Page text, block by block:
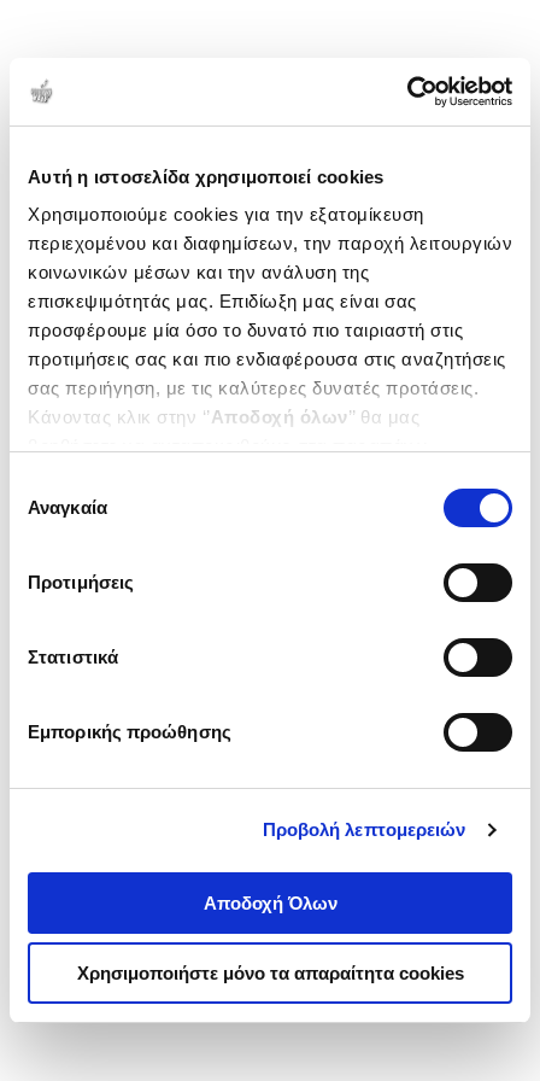
Αυτή η ιστοσελίδα χρησιμοποιεί cookies
Χρησιμοποιούμε cookies για την εξατομίκευση
περιεχομένου και διαφημίσεων, την παροχή λειτουργιών
κοινωνικών μέσων και την ανάλυση της
επισκεψιμότητάς μας. Επιδίωξη μας είναι σας
προσφέρουμε μία όσο το δυνατό πιο ταιριαστή στις
προτιμήσεις σας και πιο ενδιαφέρουσα στις αναζητήσεις
σας περιήγηση, με τις καλύτερες δυνατές προτάσεις.
Κάνοντας κλικ στην ‘’Αποδοχή όλων’’ θα μας
ενδιαφέρουν και να επιλέξετε από τα παρακάτω με την
΄΄και να ενημερωθείτε σχετικά με
συγκατάθεσης
Αναγκαία
Προτιμήσεις
Στατιστικά
Εμπορικής προώθησης
Προβολή λεπτομερειών
Αποδοχή Όλων
Χρησιμοποιήστε μόνο τα απαραίτητα cookies